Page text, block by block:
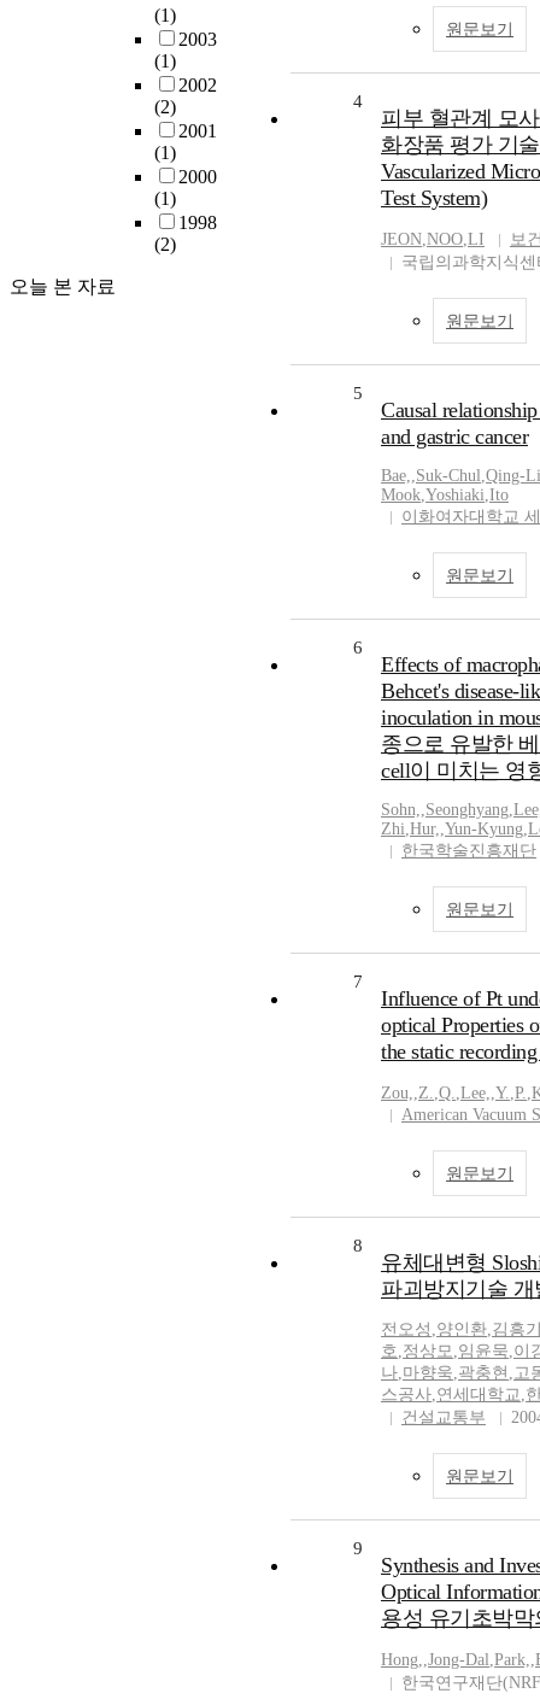
(1)
2003
(1)
2002
(2)
2001
(1)
2000
(1)
1998
(2)
오늘 본 자료
원문보기
4
피부 혈관계 모
화장품 평가 기술
Vascularized
Test System)
JEON,NOO,LI
보
국립의과학지식
원문보기
5
Causal
and gastric cancer
Bae,,Suk-Chul,Qing-
Mook,Yoshiaki,Ito
이화여자대학교
원문보기
6
Effects of
Behcet's disease-
inoculation in
종으로 유발한
cell이 미치는 영
Sohn,,Seonghyang,
Zhi,Hur,,Yun-Kyung,
한국학술진흥재단
원문보기
7
Influence of Pt
optical Properties
the static
Zou,,Z.,Q.,Lee,,Y.,P.,
American Vacuum
원문보기
8
유체대변형
파괴방지기술 개
전오성 ,양인환,김흥
호,정상모,임윤묵,이
나,마향욱,곽충현 ,고
스공사,연세대학교,
건설교통부
원문보기
9
Synthesis and
Optical
용성 유기초박
Hong,,Jong-Dal,Park,,
한국연구재단